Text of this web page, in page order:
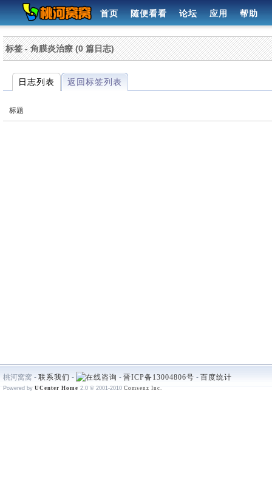
首页 随便看看 论坛 应用 帮助
标签 - 角膜炎治療 (0 篇日志)
日志列表 返回标签列表
标题
桃河窝窝 - 联系我们 - - 晋ICP备13004806号 - 百度统计
Powered by UCenter Home 2.0 © 2001-2010 Comsenz Inc.